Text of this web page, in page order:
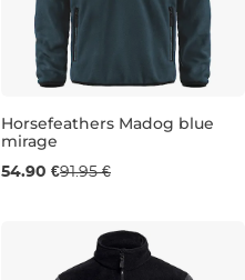
Výpredaj -40 %
Horsefeathers Madog blue
mirage
54.90 €91.95 €